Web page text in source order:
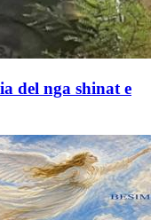
del nga shinat e